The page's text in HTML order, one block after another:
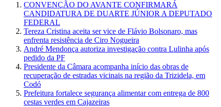
CONVENÇÃO DO AVANTE CONFIRMARÁ
CANDIDATURA DE DUARTE JÚNIOR A DEPUTADO
FEDERAL
Tereza Cristina aceita ser vice de Flávio Bolsonaro, mas
enfrenta resistência de Ciro Nogueira
André Mendonça autoriza investigação contra Lulinha após
pedido da PF
Presidente da Câmara acompanha início das obras de
recuperação de estradas vicinais na região da Trizidela, em
Codó
Prefeitura fortalece segurança alimentar com entrega de 800
cestas verdes em Cajazeiras